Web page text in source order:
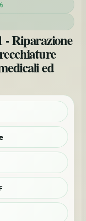
- Riparazione
ed